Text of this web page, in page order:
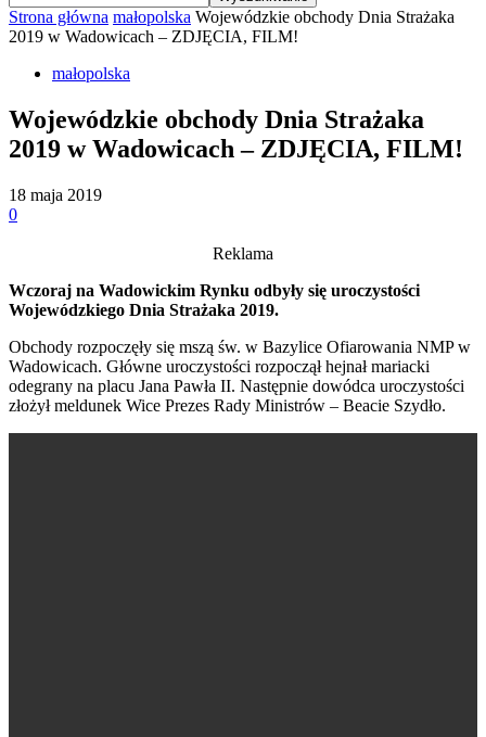
Strona główna małopolska Wojewódzkie obchody Dnia Strażaka
2019 w Wadowicach – ZDJĘCIA, FILM!
małopolska
Wojewódzkie obchody Dnia Strażaka
2019 w Wadowicach – ZDJĘCIA, FILM!
18 maja 2019
0
Reklama
Wczoraj na Wadowickim Rynku odbyły się uroczystości
Wojewódzkiego Dnia Strażaka 2019.
Obchody rozpoczęły się mszą św. w Bazylice Ofiarowania NMP w
Wadowicach. Główne uroczystości rozpoczął hejnał mariacki
odegrany na placu Jana Pawła II. Następnie dowódca uroczystości
złożył meldunek Wice Prezes Rady Ministrów – Beacie Szydło.